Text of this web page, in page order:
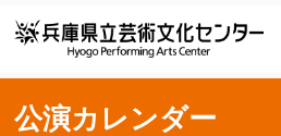
公演カレンダー